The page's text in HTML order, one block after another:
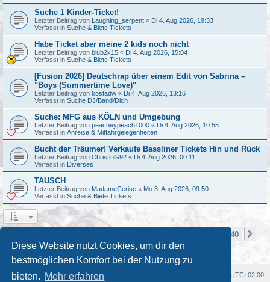
Diese Website nutzt Cookies, um dir den
bestmöglichen Komfort bei der Nutzung zu
bieten. Mehr erfahren
Suche 1 Kinder-Ticket!
Letzter Beitrag von Laughing_serpent « Di 4. Aug 2026, 19:33
Verfasst in Suche & Biete Tickets
Habe Ticket aber meine 2 kids noch nicht
Letzter Beitrag von blub2k15 « Di 4. Aug 2026, 15:04
Verfasst in Suche & Biete Tickets
[Fusion 2026] Deutschrap über einem Edit von Sabrina –
"Boys (Summertime Love)"
Letzter Beitrag von kostadw « Di 4. Aug 2026, 13:16
Verfasst in Suche DJ/Band/Dich
Suche: MFG aus KÖLN und Umgebung
Letzter Beitrag von peacheypeach1000 « Di 4. Aug 2026, 10:55
Verfasst in Anreise & Mitfahrgelegenheiten
Bucht der Träumer! Verkaufe Bassliner Tickets Hin und Rück
Letzter Beitrag von ChristinG92 « Di 4. Aug 2026, 00:11
Verfasst in Diverses
TAUSCH
Letzter Beitrag von MadameCerise « Mo 3. Aug 2026, 09:50
Verfasst in Suche & Biete Tickets
40
Foren-Übersicht UTC+02:00